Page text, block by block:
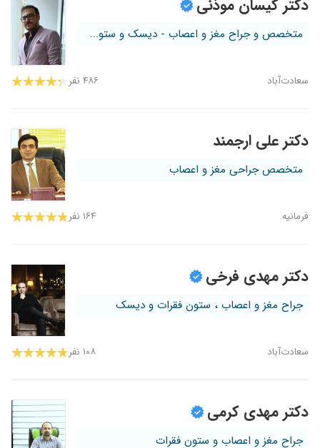
دکتر کیسان موذنی
متخصص و جراح مغز و اعصاب - دیسک و ستو...
سعادت‌آباد ۴۸۶ نفر
دکتر علی ارجمند
متخصص جراحی مغز و اعصاب
فرمانیه ۱۶۴ نفر
دکتر مهدی فرخی
جراح مغز و اعصاب ، ستون فقرات و دیسک
سعادت‌آباد ۱۰۸ نفر
دکتر مهدی کرمی
جراح مغز و اعصاب و ستون فقرات